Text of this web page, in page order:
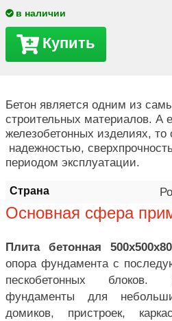
в наличии
Купить
Страна
Бетон является одним из
строительных материалов. А
железобетонных изделиях, то
надежностью,
периодом эксплуатации.
Основная сфера
Плита бетонная 500х500х80
опора фундамента с
пескобетонных блоков.
фундаменты для
домиков, пристроек,